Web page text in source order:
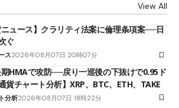
View All
ニュース】クラリティ法案に倫理条項案──日
ぐ
ス2026年08月07日 20時07分
期HMAで攻防──戻り一巡後の下抜けで0.95ド
貨チャート分析】XRP、BTC、ETH、TAKE
分析2026年08月07日 18時22分